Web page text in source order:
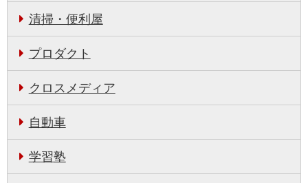
清掃・便利屋
プロダクト
クロスメディア
自動車
学習塾